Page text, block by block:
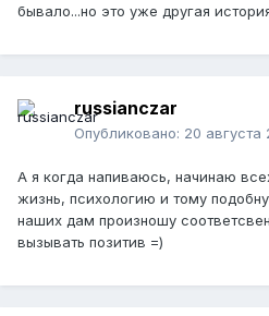
бывало...но это уже другая
russianczar
Опубликовано: 20 августа
А я когда напиваюсь, начинаю
жизнь, психологию и тому
наших дам произношу
вызывать позитив =)